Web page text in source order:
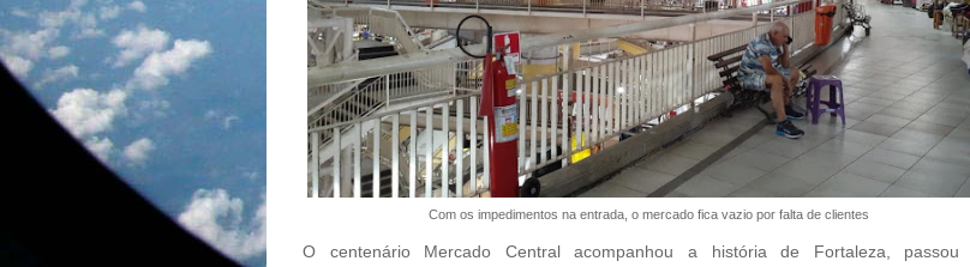
Com os impedimentos na entrada, o mercado fica vazio por falta de clientes
O centenário Mercado Central acompanhou a história de Fortaleza, passou